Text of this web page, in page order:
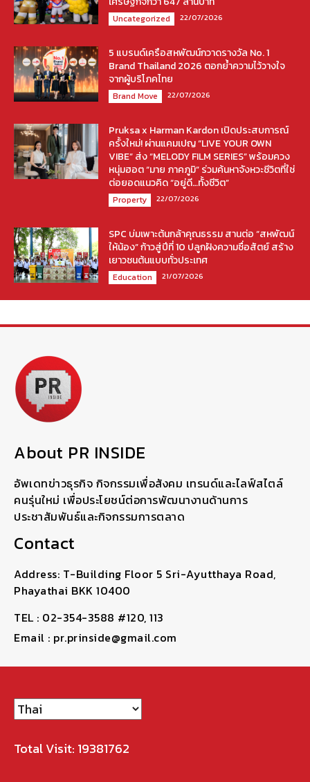
Uncategorized 22/07/2026
5 แบรนด์เครือสหพัฒน์กวาดรางวัล No. 1
Brand Thailand 2026 ตอกย้ำความไว้วางใจ
จากผู้บริโภคไทย
Brand Move 22/07/2026
Pruksa x Harman Kardon เปิดประสบการณ์
ครั้งใหม่! ผ่านแคมเปญ “LIVE YOUR OWN
VIBE” ส่ง “MELODY FILM SERIES” พร้อมควง
หนุ่มฮอต “มาย ภาคภูมิ” ร่วมค้นหาจังหวะชีวิตที่ใช่
ต่อยอดแนวคิด “อยู่ดี…ทั้งชีวิต”
Property 22/07/2026
SPC บ่มเพาะต้นกล้าคุณธรรม สานต่อ “สหพัฒน์
ให้น้อง” ก้าวสู่ปีที่ 10 ปลูกฝังความซื่อสัตย์ สร้าง
เยาวชนต้นแบบทั่วประเทศ
Education 21/07/2026
About PR INSIDE
อัพเดทข่าวธุรกิจ กิจกรรมเพื่อสังคม เทรนด์และไลฟ์สไตล์
คนรุ่นใหม่ เพื่อประโยชน์ต่อการพัฒนางานด้านการ
ประชาสัมพันธ์และกิจกรรมการตลาด
Contact
Address: T-Building Floor 5 Sri-Ayutthaya Road,
Phayathai BKK 10400
TEL : 02-354-3588 #120, 113
Email : pr.prinside@gmail.com
Total Visit: 19381762